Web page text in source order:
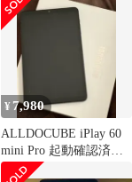
for オールドキューブ
液晶保護 目に優しい ブ
ルーライトカット
¥ 7,980
ALLDOCUBE iPlay 60
mini Pro 起動確認済み
ジャンク品